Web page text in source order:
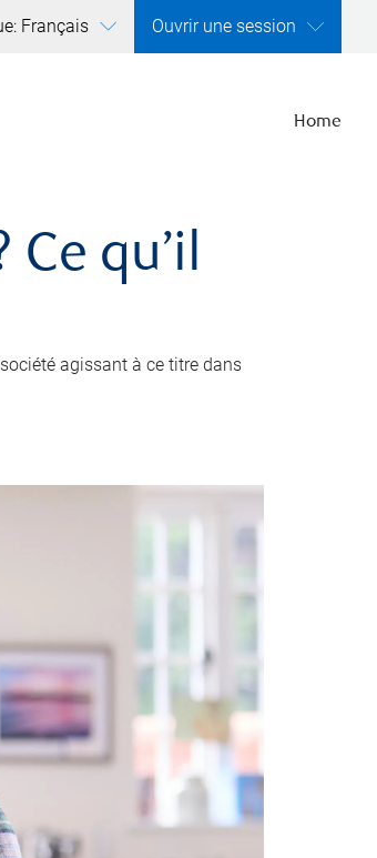
Français Ouvrir une session
Home
qu’il
agissant à ce titre dans